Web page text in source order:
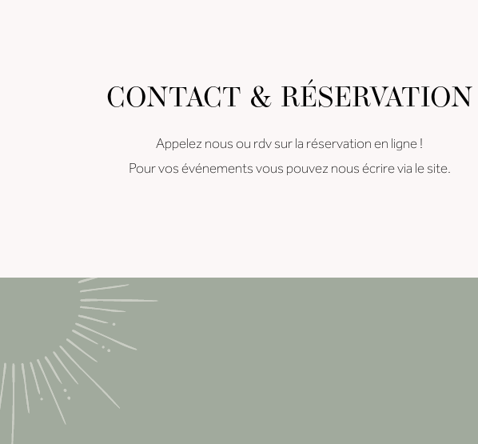
CONTACT & RÉSERVATION
Appelez nous ou rdv sur la réservation en ligne !
Pour vos événements vous pouvez nous écrire via le site.